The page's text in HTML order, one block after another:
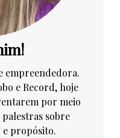
empreendedora.
e Record, hoje
por meio
sobre
propósito.